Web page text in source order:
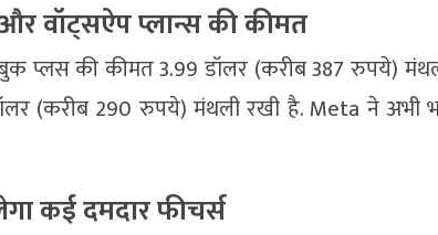
वॉट्सऐप प्लान्स की कीमत
प्लस की कीमत 3.99 डॉलर (करीब 387 रुपये)
(करीब 290 रुपये) मंथली रखी है. Meta ने अभी
कई दमदार फीचर्स